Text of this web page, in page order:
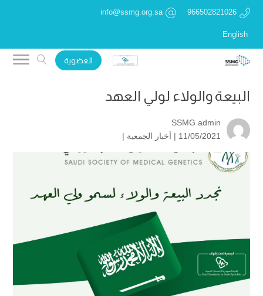
966502821026
info@ssmg.org.sa
English
العضوية
البيعة والولاء لولي العهد
SSMG admin
11/05/2021 |
أخبار الجمعية |